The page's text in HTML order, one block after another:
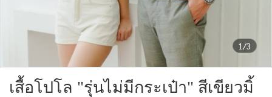
1/3
เสื้อโปโล "รุ่นไม่มีกระเป๋า" สีเขียวมิ้